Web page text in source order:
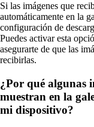
Si las imágenes que
automáticamente en la
configuración de
Puedes activar esta
asegurarte de que las
recibirlas.
¿Por qué algunas
muestran en la
mi dispositivo?